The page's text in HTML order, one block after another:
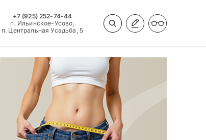
+7 (925) 252-74-44
п. Ильинское-Усово,
п. Центральная Усадьба, 5